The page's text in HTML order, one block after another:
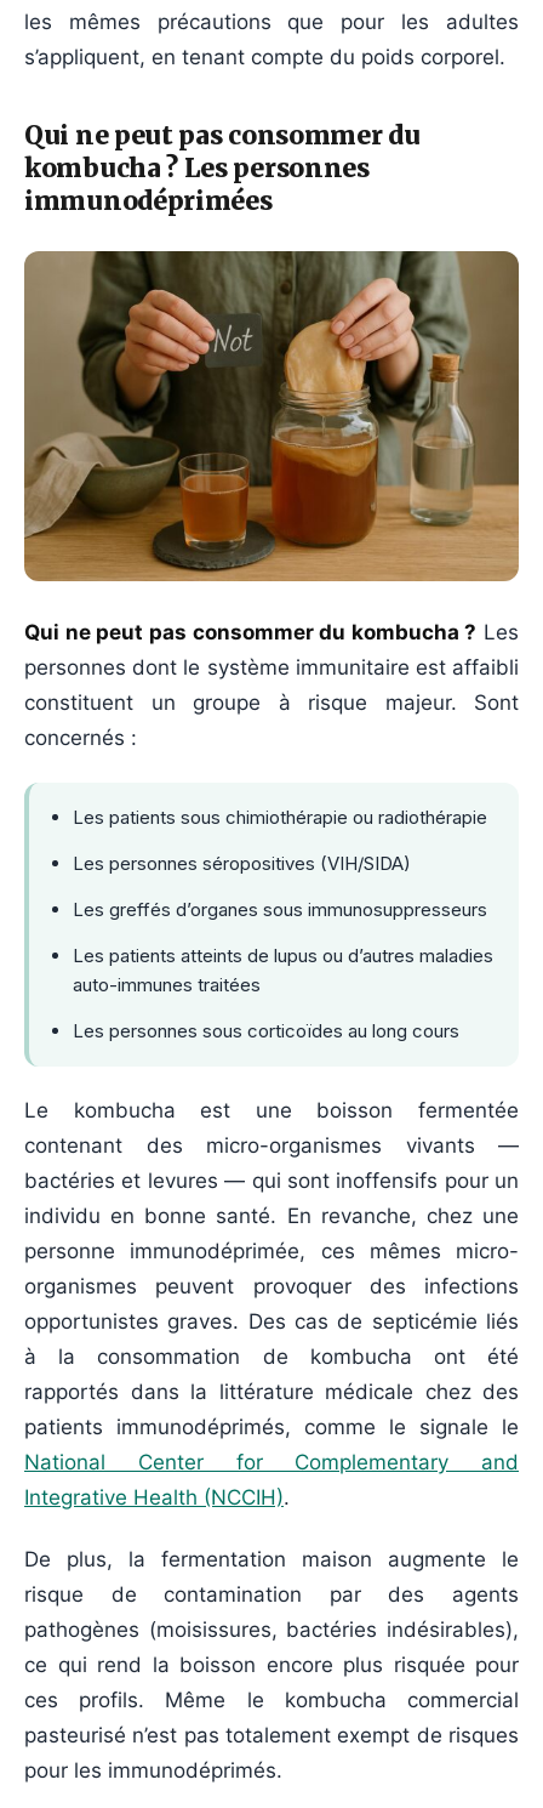
les mêmes précautions que pour les adultes
s’appliquent, en tenant compte du poids corporel.
Qui ne peut pas consommer du
kombucha ? Les personnes
immunodéprimées
Qui ne peut pas consommer du kombucha ? Les
personnes dont le système immunitaire est affaibli
constituent un groupe à risque majeur. Sont
concernés :
Les patients sous chimiothérapie ou radiothérapie
Les personnes séropositives (VIH/SIDA)
Les greffés d’organes sous immunosuppresseurs
Les patients atteints de lupus ou d’autres maladies
auto-immunes traitées
Les personnes sous corticoïdes au long cours
Le kombucha est une boisson fermentée
contenant des micro-organismes vivants —
bactéries et levures — qui sont inoffensifs pour un
individu en bonne santé. En revanche, chez une
personne immunodéprimée, ces mêmes micro-
organismes peuvent provoquer des infections
opportunistes graves. Des cas de septicémie liés
à la consommation de kombucha ont été
rapportés dans la littérature médicale chez des
patients immunodéprimés, comme le signale le
National Center for Complementary and
Integrative Health (NCCIH).
De plus, la fermentation maison augmente le
risque de contamination par des agents
pathogènes (moisissures, bactéries indésirables),
ce qui rend la boisson encore plus risquée pour
ces profils. Même le kombucha commercial
pasteurisé n’est pas totalement exempt de risques
pour les immunodéprimés.